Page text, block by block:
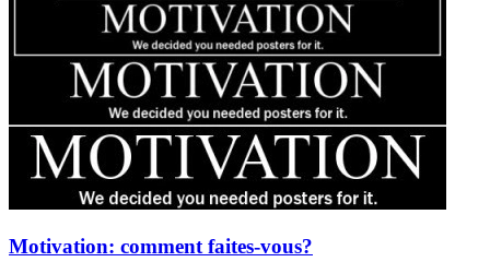
Motivation: comment faites-vous?